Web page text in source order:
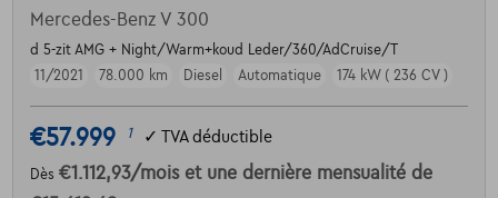
Mercedes-Benz V 300
d 5-zit AMG + Night/Warm+koud Leder/360/AdCruise/T
11/2021
78.000 km Diesel Automatique 174 kW ( 236 CV )
€57.999 1 ✓ TVA déductible
Dès €1.112,93/mois et une dernière mensualité de